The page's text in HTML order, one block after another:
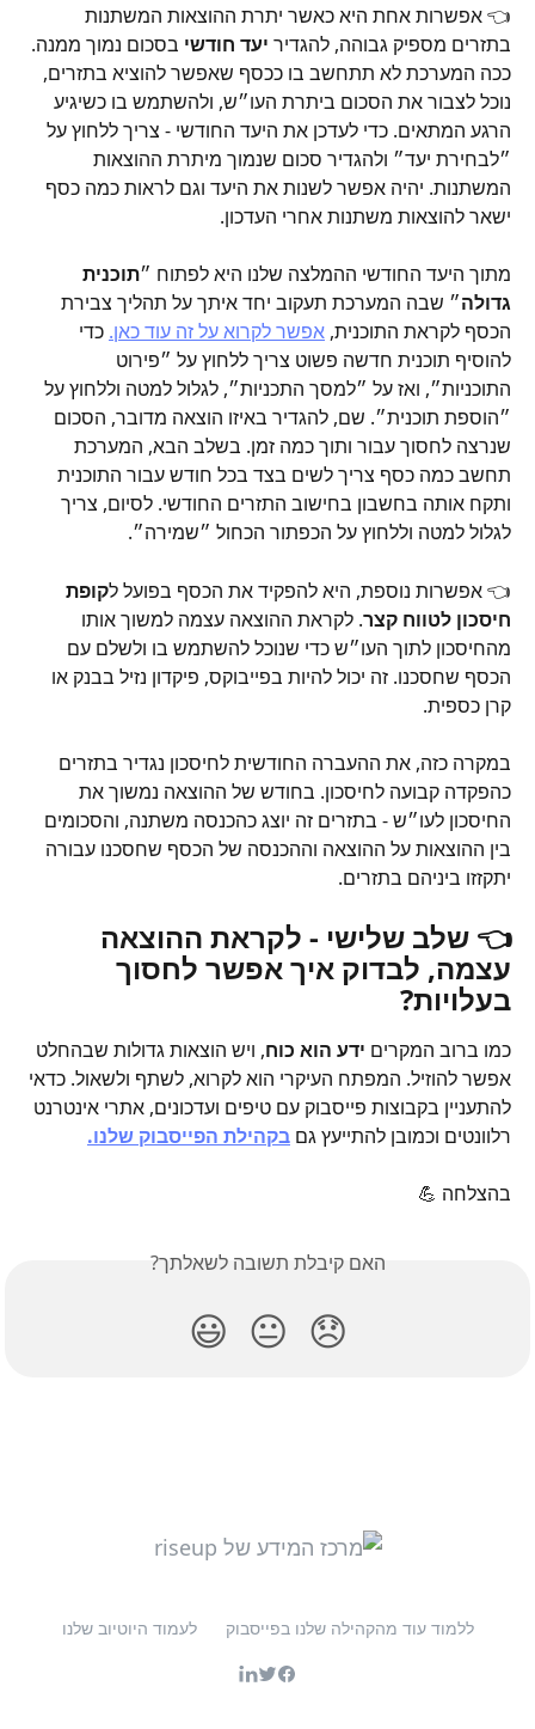
👈 אפשרות אחת היא כאשר יתרת ההוצאות המשתנות
בתזרים מספיק גבוהה, להגדיר יעד חודשי בסכום נמוך ממנה.
ככה המערכת לא תתחשב בו ככסף שאפשר להוציא בתזרים,
נוכל לצבור את הסכום ביתרת העו״ש, ולהשתמש בו כשיגיע
הרגע המתאים. כדי לעדכן את היעד החודשי - צריך ללחוץ על
״לבחירת יעד״ ולהגדיר סכום שנמוך מיתרת ההוצאות
המשתנות. יהיה אפשר לשנות את היעד וגם לראות כמה כסף
ישאר להוצאות משתנות אחרי העדכון.
מתוך היעד החודשי ההמלצה שלנו היא לפתוח ״תוכנית
גדולה״ שבה המערכת תעקוב יחד איתך על תהליך צבירת
הכסף לקראת התוכנית, אפשר לקרוא על זה עוד כאן. כדי
להוסיף תוכנית חדשה פשוט צריך ללחוץ על ״פירוט
התוכניות״, ואז על ״למסך התכניות״, לגלול למטה וללחוץ על
״הוספת תוכנית״. שם, להגדיר באיזו הוצאה מדובר, הסכום
שנרצה לחסוך עבור ותוך כמה זמן. בשלב הבא, המערכת
תחשב כמה כסף צריך לשים בצד בכל חודש עבור התוכנית
ותקח אותה בחשבון בחישוב התזרים החודשי. לסיום, צריך
לגלול למטה וללחוץ על הכפתור הכחול ״שמירה״.
👈 אפשרות נוספת, היא להפקיד את הכסף בפועל לקופת
חיסכון לטווח קצר. לקראת ההוצאה עצמה למשוך אותו
מהחיסכון לתוך העו״ש כדי שנוכל להשתמש בו ולשלם עם
הכסף שחסכנו. זה יכול להיות בפייבוקס, פיקדון נזיל בבנק או
קרן כספית.
במקרה כזה, את ההעברה החודשית לחיסכון נגדיר בתזרים
כהפקדה קבועה לחיסכון. בחודש של ההוצאה נמשוך את
החיסכון לעו״ש - בתזרים זה יוצג כהכנסה משתנה, והסכומים
בין ההוצאות על ההוצאה וההכנסה של הכסף שחסכנו עבורה
יתקזזו ביניהם בתזרים.
👈 שלב שלישי - לקראת ההוצאה
עצמה, לבדוק איך אפשר לחסוך
בעלויות?
כמו ברוב המקרים ידע הוא כוח, ויש הוצאות גדולות שבהחלט
אפשר להוזיל. המפתח העיקרי הוא לקרוא, לשתף ולשאול. כדאי
להתעניין בקבוצות פייסבוק עם טיפים ועדכונים, אתרי אינטרנט
רלוונטים וכמובן להתייעץ גם בקהילת הפייסבוק שלנו.
בהצלחה 💪
האם קיבלת תשובה לשאלתך?
😞
😐
😃
ללמוד עוד מהקהילה שלנו בפייסבוק לעמוד היוטיוב שלנו